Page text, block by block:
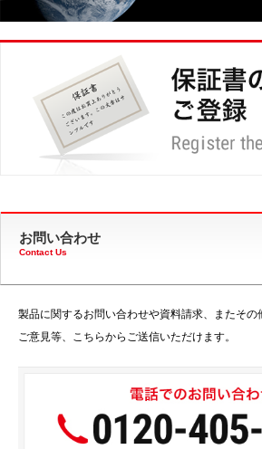
お問い合わせ
Contact Us
製品に関するお問い合わせや資料請求、またそ
ご意見等、こちらからご送信いただけます。